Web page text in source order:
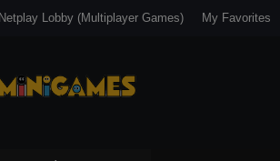
My Favorites
Netplay Lobby (Multiplayer Games)